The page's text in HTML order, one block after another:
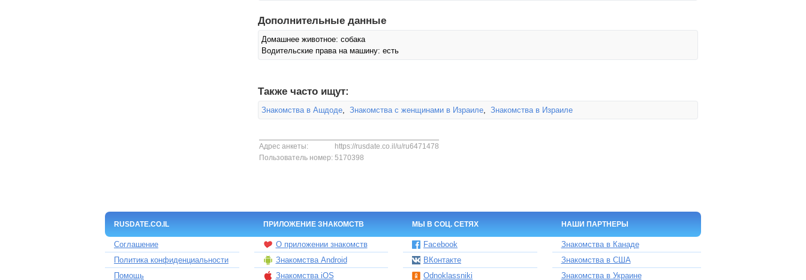
Дополнительные данные
Домашнее животное: собака
Водительские права на машину: есть
Также часто ищут:
Знакомства в Ашдоде, Знакомства с женщинами в Израиле, Знакомства в Израиле
Адрес анкеты:
https://rusdate.co.il/u/ru6471478
Пользователь номер: 5170398
RUSDATE.CO.IL ПРИЛОЖЕНИЕ ЗНАКОМСТВ МЫ В СОЦ. СЕТЯХ НАШИ ПАРТНЕРЫ
Соглашение
Политика конфиденциальности
Помощь
О приложении знакомств
Знакомства Android
Знакомства iOS
Facebook
ВКонтакте
Odnoklassniki
Знакомства в Канаде
Знакомства в США
Знакомства в Украине